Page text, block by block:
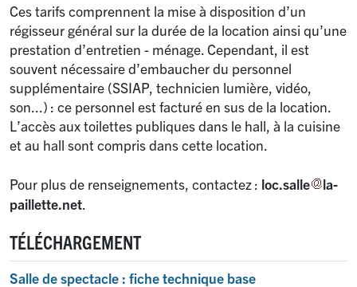
Ces tarifs comprennent la mise à disposition d’un
régisseur général sur la durée de la location ainsi qu’une
prestation d’entretien - ménage. Cependant, il est
souvent nécessaire d’embaucher du personnel
supplémentaire (SSIAP, technicien lumière, vidéo,
son...) : ce personnel est facturé en sus de la location.
L’accès aux toilettes publiques dans le hall, à la cuisine
et au hall sont compris dans cette location.
Pour plus de renseignements, contactez : loc.salle
la-
paillette.net
TÉLÉCHARGEMENT
Salle de spectacle : fiche technique base